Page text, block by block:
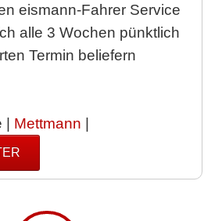
eismann-Fahrer Service
alle 3 Wochen pünktlich
Termin beliefern
Mettmann